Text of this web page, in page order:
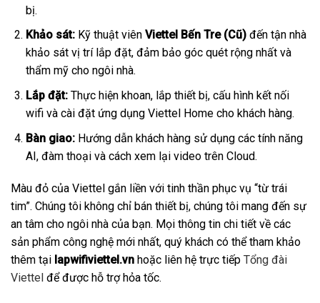
bị.
Khảo sát:Kỹ thuật viên Viettel Bến Tre (Cũ)đến tận nhà
khảo sát vị trí lắp đặt, đảm bảo góc quét rộng nhất và
thẩm mỹ cho ngôi nhà.
Lắp đặt:Thực hiện khoan, lắp thiết bị, cấu hình kết nối
wifi và cài đặt ứng dụng Viettel Home cho khách hàng.
Bàn giao:Hướng dẫn khách hàng sử dụng các tính năng
AI, đàm thoại và cách xem lại video trên Cloud.
Màu đỏ của Viettel gắn liền với tinh thần phục vụ “từ trái
tim”. Chúng tôi không chỉ bán thiết bị, chúng tôi mang đến sự
an tâm cho ngôi nhà của bạn. Mọi thông tin chi tiết về các
sản phẩm công nghệ mới nhất, quý khách có thể tham khảo
thêm tại lapwifiviettel.vn hoặc liên hệ trực tiếp Tổng đài
Viettel để được hỗ trợ hỏa tốc.